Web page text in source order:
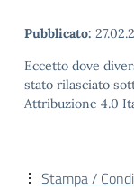
Pubblicato:
Eccetto dove
stato rilasciato
Attribuzione 4.0
Stampa /